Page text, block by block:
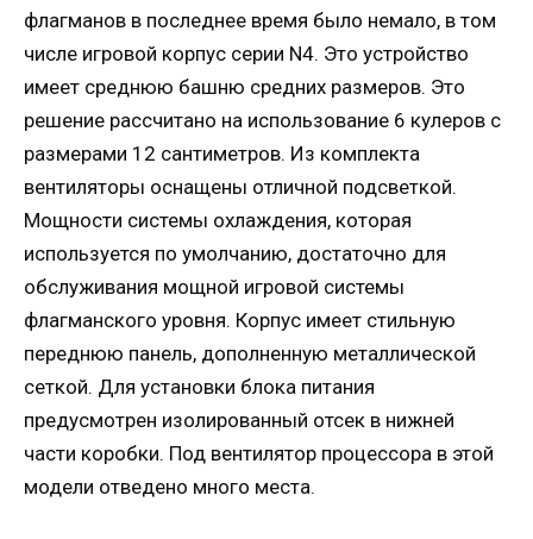
флагманов в последнее время было немало, в том
числе игровой корпус серии N4. Это устройство
имеет среднюю башню средних размеров. Это
решение рассчитано на использование 6 кулеров с
размерами 12 сантиметров. Из комплекта
вентиляторы оснащены отличной подсветкой.
Мощности системы охлаждения, которая
используется по умолчанию, достаточно для
обслуживания мощной игровой системы
флагманского уровня. Корпус имеет стильную
переднюю панель, дополненную металлической
сеткой. Для установки блока питания
предусмотрен изолированный отсек в нижней
части коробки. Под вентилятор процессора в этой
модели отведено много места.